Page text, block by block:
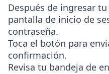
Después de ingresar
pantalla de inicio de
contraseña.
Toca el botón para
confirmación.
Revisa tu bandeja de